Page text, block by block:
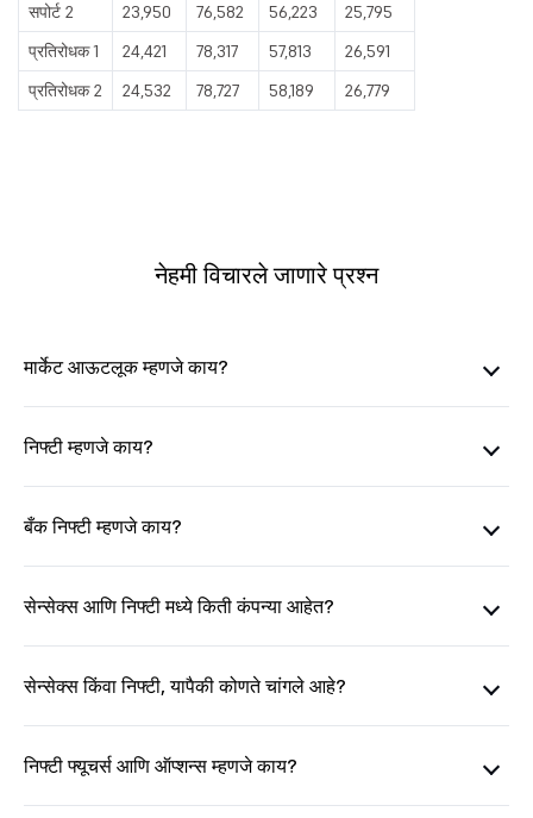
सपोर्ट 2
23,950 76,582 56,223
25,795
प्रतिरोधक 1
24,421 78,317 57,813
26,591
प्रतिरोधक 2
24,532 78,727 58,189 26,779
नेहमी विचारले जाणारे प्रश्न
मार्केट आऊटलूक म्हणजे काय?
निफ्टी म्हणजे काय?
बँक निफ्टी म्हणजे काय?
सेन्सेक्स आणि निफ्टी मध्ये किती कंपन्या आहेत?
सेन्सेक्स किंवा निफ्टी, यापैकी कोणते चांगले आहे?
निफ्टी फ्यूचर्स आणि ऑप्शन्स म्हणजे काय?